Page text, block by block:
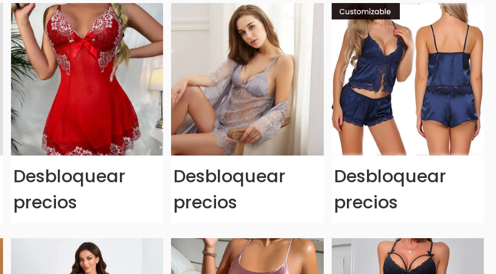
Desbloquear
precios
Desbloquear
precios
Desbloquear
precios